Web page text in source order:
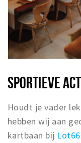
SPORTIEVE
Houdt je vader
hebben wij aan
kartbaan bij Lot66